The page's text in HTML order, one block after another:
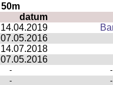
50m
datum
14.04.2019
07.05.2016
14.07.2018
07.05.2016
- -
- -